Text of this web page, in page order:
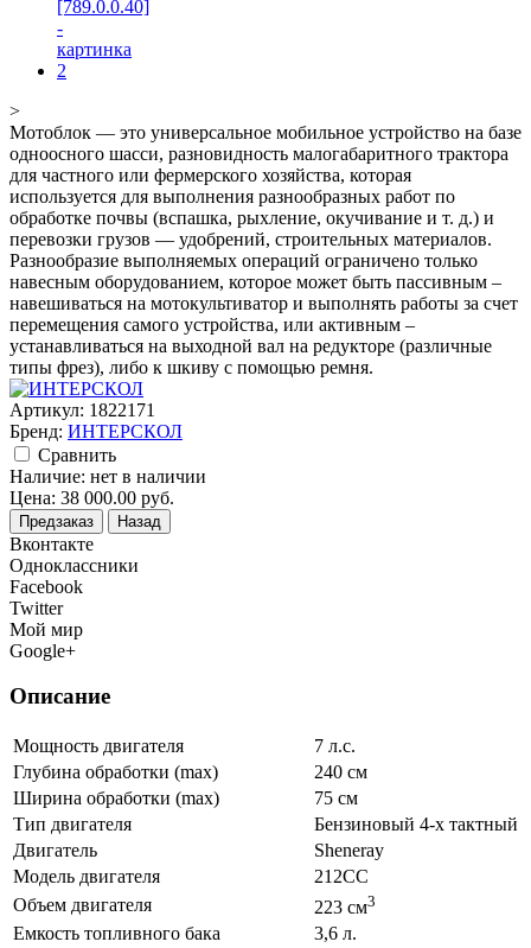
>
Мотоблок — это универсальное мобильное устройство на базе
одноосного шасси, разновидность малогабаритного трактора
для частного или фермерского хозяйства, которая
используется для выполнения разнообразных работ по
обработке почвы (вспашка, рыхление, окучивание и т. д.) и
перевозки грузов — удобрений, строительных материалов.
Разнообразие выполняемых операций ограничено только
навесным оборудованием, которое может быть пассивным –
навешиваться на мотокультиватор и выполнять работы за счет
перемещения самого устройства, или активным –
устанавливаться на выходной вал на редукторе (различные
типы фрез), либо к шкиву с помощью ремня.
Артикул: 1822171
Бренд: ИНТЕРСКОЛ
Cравнить
Наличие: нет в наличии
Цена: 38 000.00 руб.
Предзаказ Назад
Вконтакте
Одноклассники
Facebook
Twitter
Мой мир
Google+
Описание
Мощность двигателя
7 л.с.
Глубина обработки (max)
240 см
Ширина обработки (max)
75 см
Тип двигателя
Бензиновый 4-х тактный
Двигатель
Sheneray
Модель двигателя
212CC
Объем двигателя
223 см3
Емкость топливного бака
3,6 л.